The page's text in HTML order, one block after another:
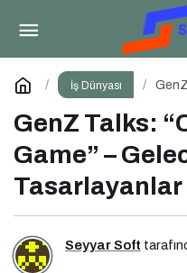
İş Dünyası
GenZ Talks:
Game” –
Tasarlayanlar
Seyyar Soft
Dijital
Üniversitesi’nde
Yorum Yap